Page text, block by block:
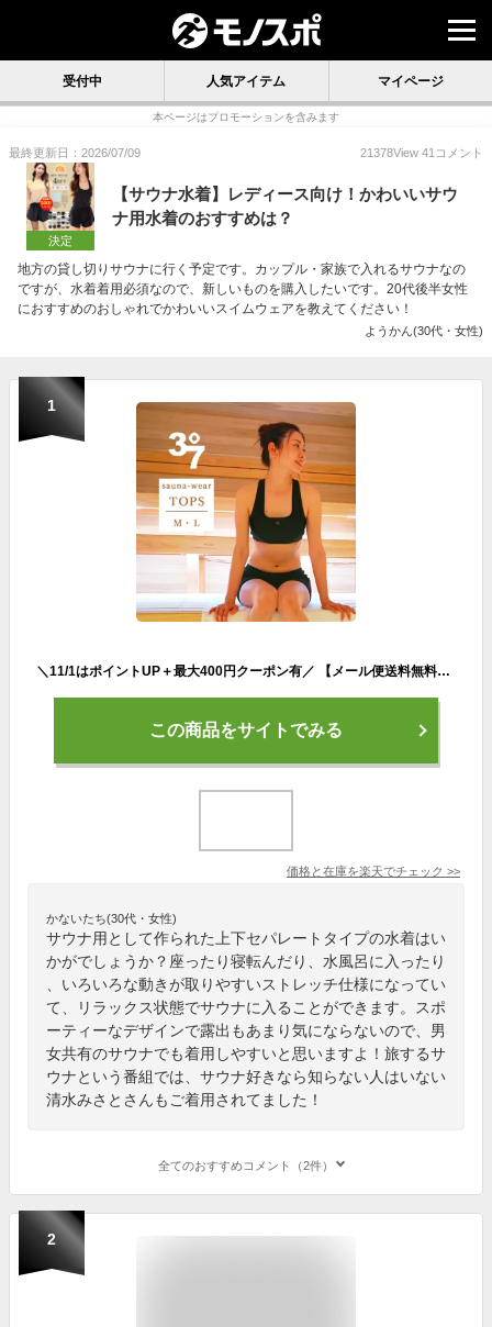
受付中 人気アイテム マイページ
本ページはプロモーションを含みます
最終更新日：2026/07/09 21378View 41 コメント
決定
【サウナ水着】レディース向け！かわいいサウ
ナ用水着のおすすめは？
地方の貸し切りサウナに行く予定です。カップル・家族で入れるサウナなの
ですが、水着着用必須なので、新しいものを購入したいです。20代後半女性
におすすめのおしゃれでかわいいスイムウェアを教えてください！
ようかん(30代・女性)
1
＼11/1はポイントUP＋最大400円クーポン有／ 【メール便送料無料】サウナ「37（サウナ）」サウナウェアトップス（ブラック）【サウナ水着 ヨガ スポーツウェア ユニセックス 男性 女性 サウナ女子 サウナグッズ シンプル メンズ ジム 水着 レディース セパレート】
この商品をサイトでみる
価格と在庫を楽天でチェック >>
かないたち(30代・女性)
サウナ用として作られた上下セパレートタイプの水着はい
かがでしょうか？座ったり寝転んだり、水風呂に入ったり
、いろいろな動きが取りやすいストレッチ仕様になってい
て、リラックス状態でサウナに入ることができます。スポ
ーティーなデザインで露出もあまり気にならないので、男
女共有のサウナでも着用しやすいと思いますよ！旅するサ
ウナという番組では、サウナ好きなら知らない人はいない
清水みさとさんもご着用されてました！
全てのおすすめコメント（2件）
2